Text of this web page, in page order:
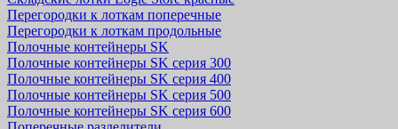
Перегородки к лоткам поперечные
Перегородки к лоткам продольные
Полочные контейнеры SK
Полочные контейнеры SK серия 300
Полочные контейнеры SK серия 400
Полочные контейнеры SK серия 500
Полочные контейнеры SK серия 600